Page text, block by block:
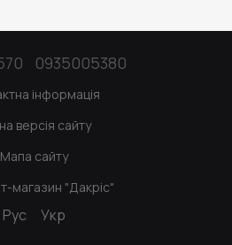
0935005380
інформація
версія сайту
Мапа сайту
магазин "Дакріс"
Рус Укр